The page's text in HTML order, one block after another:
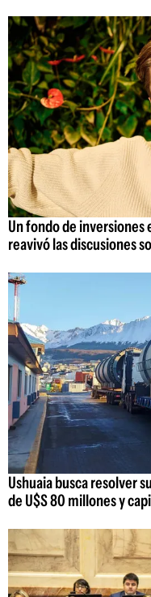
Un fondo de inversiones
reavivó las discusiones
Ushuaia busca resolver
de U$S 80 millones y